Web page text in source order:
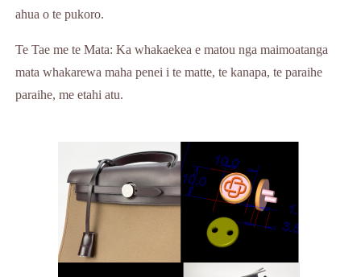
ahua o te pukoro.
Te Tae me te Mata: Ka whakaekea e matou nga maimoatanga
mata whakarewa maha penei i te matte, te kanapa, te paraihe
paraihe, me etahi atu.